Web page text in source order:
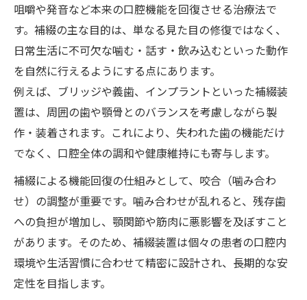
補綴専門医による治療選択の考え方
補綴とは何かをやさしく解説
補綴とは何か初めての方にもわかりやすく
補綴の読み方と専門用語の意味を紹介
補綴修復と機能回復の違いを整理する
補綴名医に学ぶ治療の基本と考え方
補綴治療専門医の選び方と相談のコツ
歯を失った後の補綴治療の選択肢
補綴による歯の機能回復方法を比較解説
補綴専門医が教える治療選びのポイント
補綴治療費用の違いと費用感の目安
保険対応補綴と自費治療の違いを知る
補綴の種類と適した治療選択の考え方
咀嚼や発音など本来の口腔機能を回復させる治療法で
す。補綴の主な目的は、単なる見た目の修復ではなく、
日常生活に不可欠な噛む・話す・飲み込むといった動作
を自然に行えるようにする点にあります。
例えば、ブリッジや義歯、インプラントといった補綴装
置は、周囲の歯や顎骨とのバランスを考慮しながら製
作・装着されます。これにより、失われた歯の機能だけ
でなく、口腔全体の調和や健康維持にも寄与します。
補綴による機能回復の仕組みとして、咬合（噛み合わ
せ）の調整が重要です。噛み合わせが乱れると、残存歯
への負担が増加し、顎関節や筋肉に悪影響を及ぼすこと
があります。そのため、補綴装置は個々の患者の口腔内
環境や生活習慣に合わせて精密に設計され、長期的な安
定性を目指します。